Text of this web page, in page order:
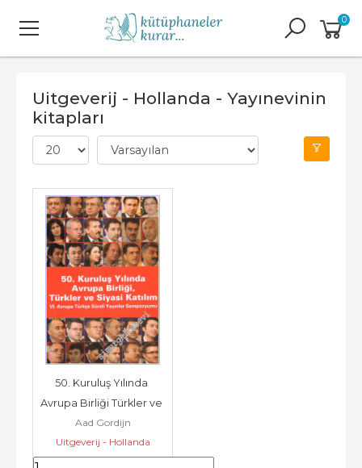
0
Uitgeverij - Hollanda - Yayınevinin
kitapları
50. Kuruluş Yılında
Avrupa Birliği Türkler ve
Siyasi Katılım : 6.
Avrupa...
Aad Gordijn
Uitgeverij - Hollanda